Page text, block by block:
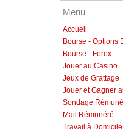
Menu
Accueil
Bourse - Options
Bourse - Forex
Jouer au Casino
Jeux de Grattage
Jouer et Gagner
Sondage
Mail Rémunéré
Travail à Domicile